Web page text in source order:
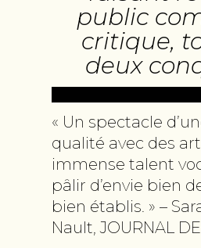
public
critique,
deux
« Un spectacle
qualité avec des
immense talent
pâlir d’envie bien
bien établis. » –
Nault, JOURNAL